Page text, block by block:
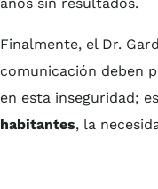
Finalmente, el Dr.
comunicación deben
en esta inseguridad;
habitantes, la